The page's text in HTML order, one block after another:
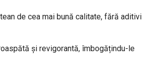
de cea mai bună calitate, fără aditivi
și revigorantă, îmbogățindu-le